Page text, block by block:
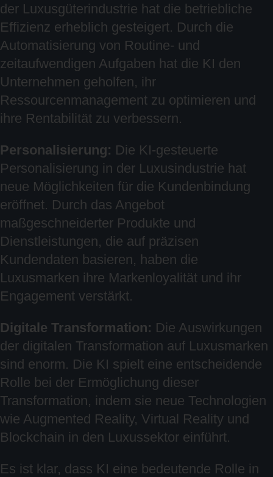
der Luxusgüterindustrie hat die betriebliche
Effizienz erheblich gesteigert. Durch die
Automatisierung von Routine- und
zeitaufwendigen Aufgaben hat die KI den
Unternehmen geholfen, ihr
Ressourcenmanagement zu optimieren und
ihre Rentabilität zu verbessern.
Personalisierung: Die KI-gesteuerte
Personalisierung in der Luxusindustrie hat
neue Möglichkeiten für die Kundenbindung
eröffnet. Durch das Angebot
maßgeschneiderter Produkte und
Dienstleistungen, die auf präzisen
Kundendaten basieren, haben die
Luxusmarken ihre Markenloyalität und ihr
Engagement verstärkt.
Digitale Transformation: Die Auswirkungen
der digitalen Transformation auf Luxusmarken
sind enorm. Die KI spielt eine entscheidende
Rolle bei der Ermöglichung dieser
Transformation, indem sie neue Technologien
wie Augmented Reality, Virtual Reality und
Blockchain in den Luxussektor einführt.
Es ist klar, dass KI eine bedeutende Rolle in